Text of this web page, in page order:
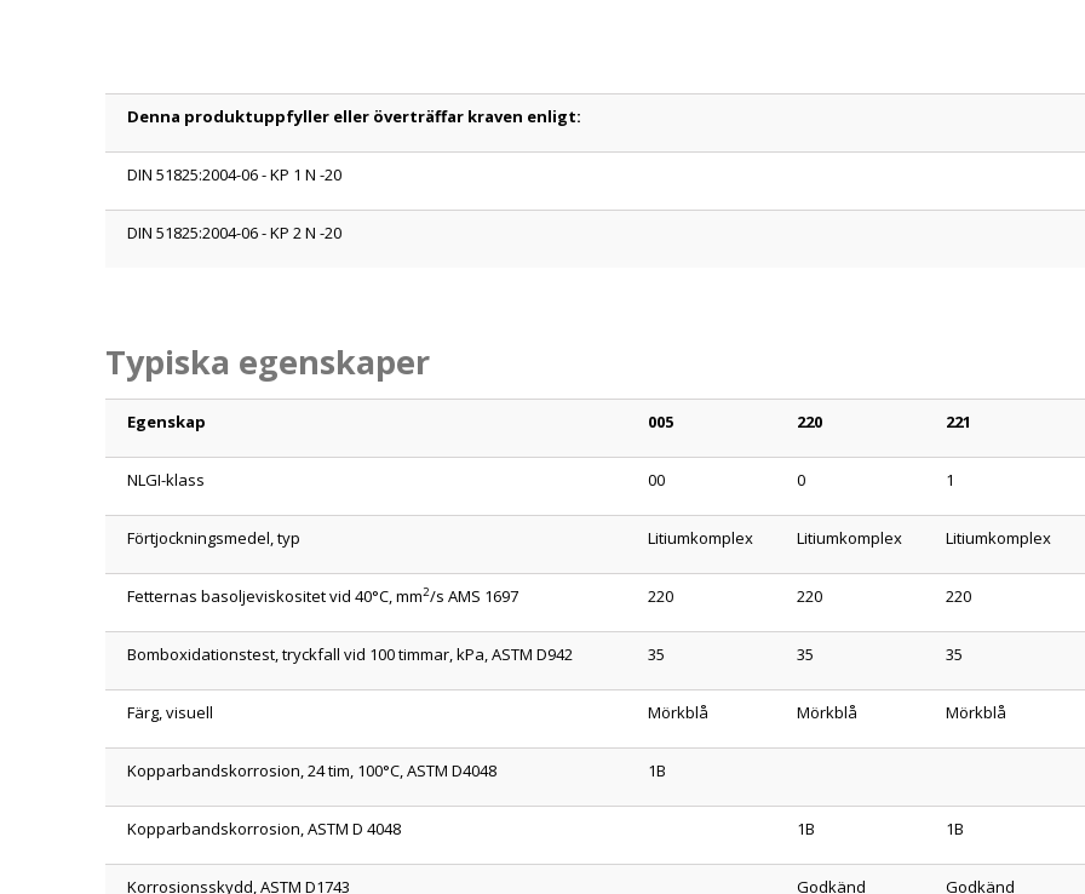
Denna produktuppfyller eller överträffar kraven enligt:
DIN 51825:2004-06 - KP 1 N -20
DIN 51825:2004-06 - KP 2 N -20
Typiska egenskaper
Egenskap 005 220 221
NLGI-klass 00 0 1
Förtjockningsmedel, typ Litiumkomplex Litiumkomplex Litiumkomplex
Fetternas basoljeviskositet vid 40°C, mm2/s AMS 1697 220 220 220
Bomboxidationstest, tryckfall vid 100 timmar, kPa, ASTM D942 35 35 35
Färg, visuell Mörkblå Mörkblå Mörkblå
Kopparbandskorrosion, 24 tim, 100°C, ASTM D4048 1B
Kopparbandskorrosion, ASTM D 4048 1B 1B
Korrosionsskydd, ASTM D1743 Godkänd Godkänd